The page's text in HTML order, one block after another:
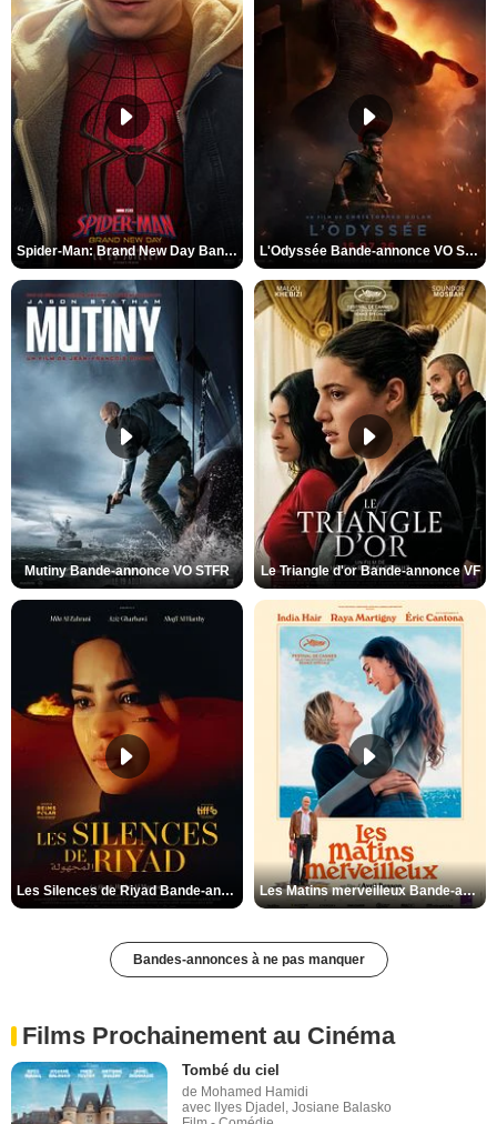
Spider-Man: Brand New Day Bande-annonce VO STFR L'Odyssée Bande-annonce VO STFR
Mutiny Bande-annonce VO STFR Le Triangle d'or Bande-annonce VF
Les Silences de Riyad Bande-annonce VO STFR Les Matins merveilleux Bande-annonce VF
Bandes-annonces à ne pas manquer
Films Prochainement au Cinéma
Tombé du ciel
de Mohamed Hamidi
avec Ilyes Djadel, Josiane Balasko